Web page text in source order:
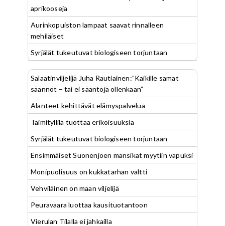
aprikooseja
Aurinkopuiston lampaat saavat rinnalleen
mehiläiset
Syrjälät tukeutuvat biologiseen torjuntaan
Salaatinviljelijä Juha Rautiainen:”Kaikille samat
säännöt – tai ei sääntöjä ollenkaan”
Alanteet kehittävät elämyspalvelua
Taimityllilä tuottaa erikoisuuksia
Syrjälät tukeutuvat biologiseen torjuntaan
Ensimmäiset Suonenjoen mansikat myytiin vapuksi
Monipuolisuus on kukkatarhan valtti
Vehviläinen on maan viljelijä
Peuravaara luottaa kausituotantoon
Vierulan Tilalla ei jahkailla